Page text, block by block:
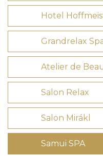
Hotel
Grandrelax
Atelier de
Salon Relax
Salon Mirákl
Samui SPA